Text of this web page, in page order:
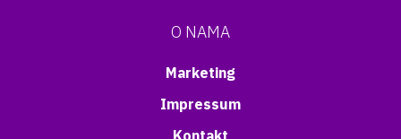
O NAMA
Marketing
Impressum
Kontakt